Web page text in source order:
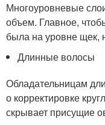
Многоуровневые
объем. Главное,
была на уровне щек,
Длинные волосы
Обладательницам
о корректировке
скрывает присущие